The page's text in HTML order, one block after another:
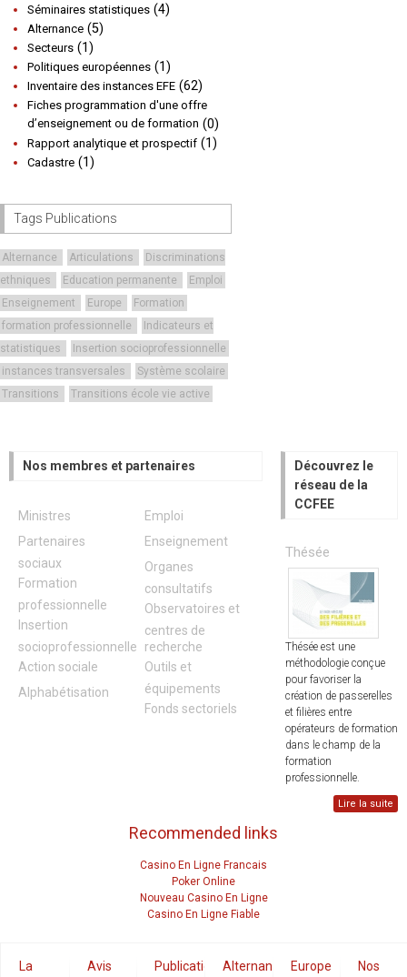
Séminaires statistiques (4)
Alternance (5)
Secteurs (1)
Politiques européennes (1)
Inventaire des instances EFE (62)
Fiches programmation d'une offre
d’enseignement ou de formation (0)
Rapport analytique et prospectif (1)
Cadastre (1)
Tags Publications
Alternance Articulations
Discriminations
ethniques
Education permanente
Emploi
Enseignement
Europe
Formation
formation professionnelle
Indicateurs et
statistiques
Insertion socioprofessionnelle
instances transversales
Système scolaire
Transitions
Transitions école vie active
Nos membres et partenaires
Ministres
Partenaires
sociaux
Formation
professionnelle
Insertion
socioprofessionnelle
Action sociale
Alphabétisation
Emploi
Enseignement
Organes
consultatifs
Observatoires et
centres de
recherche
Outils et
équipements
Fonds sectoriels
Découvrez le
réseau de la
CCFEE
Thésée
Thésée est une
méthodologie conçue
pour favoriser la
création de passerelles
et filières entre
opérateurs de formation
dans le champ de la
formation
professionnelle.
Lire la suite
Recommended links
Casino En Ligne Francais
Poker Online
Nouveau Casino En Ligne
Casino En Ligne Fiable
La
Avis PublicationsAlternance Europe
Nos